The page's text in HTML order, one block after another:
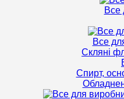
Все
Все
Скляні
Спирт,